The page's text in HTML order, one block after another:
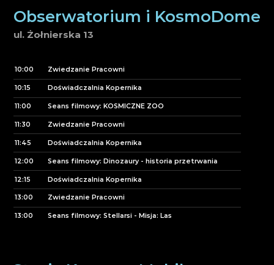
Obserwatorium i KosmoDome
ul. Żołnierska 13
10:00 Zwiedzanie Pracowni
10:15 Doświadczalnia Kopernika
11:00 Seans filmowy: KOSMICZNE ZOO
11:30 Zwiedzanie Pracowni
11:45 Doświadczalnia Kopernika
12:00 Seans filmowy: Dinozaury - historia przetrwania
12:15 Doświadczalnia Kopernika
13:00 Zwiedzanie Pracowni
13:00 Seans filmowy: Stellarsi - Misja: Las